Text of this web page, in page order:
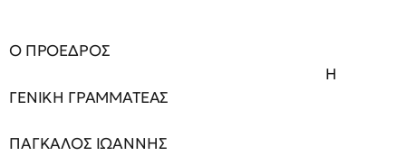
Ο ΠΡΟΕΔΡΟΣ
Η
ΓΕΝΙΚΗ ΓΡΑΜΜΑΤΕΑΣ
ΠΑΓΚΑΛΟΣ ΙΩΑΝΝΗΣ